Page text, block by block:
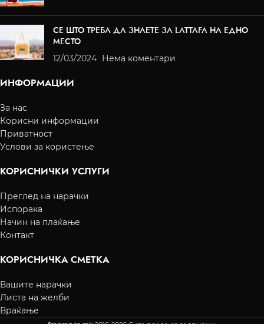
СЕ ШТО ТРЕБА ДА ЗНАЕТЕ ЗА LATTAFA НА ЕДНО
МЕСТО
12/03/2024 Нема коментари
ИНФОРМАЦИИ
За нас
Корисни информации
Приватност
Услови за користење
КОРИСНИЧКИ УСЛУГИ
Преглед на нарачки
Испорака
Начин на плаќање
Контакт
КОРИСНИЧКА СМЕТКА
Вашите нарачки
Листа на желби
Враќање